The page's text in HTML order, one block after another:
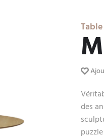
Table
des